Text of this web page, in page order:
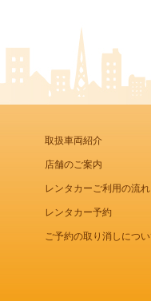
取扱車両紹介
店舗のご案内
レンタカーご利用の流れ
レンタカー予約
ご予約の取り消しにつ